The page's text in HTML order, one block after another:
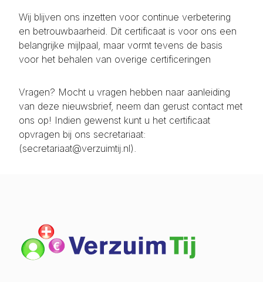
Wij blijven ons inzetten voor continue verbetering
en betrouwbaarheid. Dit certificaat is voor ons een
belangrijke mijlpaal, maar vormt tevens de basis
voor het behalen van overige certificeringen
Vragen? Mocht u vragen hebben naar aanleiding
van deze nieuwsbrief, neem dan gerust contact met
ons op! Indien gewenst kunt u het certificaat
opvragen bij ons secretariaat:
(secretariaat@verzuimtij.nl).